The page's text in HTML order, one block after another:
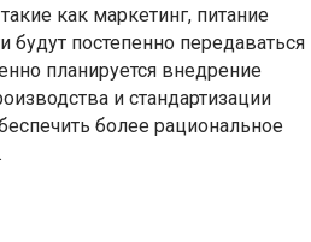
как маркетинг, питание
будут постепенно передаваться
планируется внедрение
и стандартизации
более рациональное